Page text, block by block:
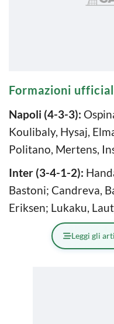
Formazioni
Napoli (4-3-3):
Koulibaly, Hysaj,
Politano, Mertens,
Inter (3-4-1-2):
Bastoni; Candreva,
Eriksen; Lukaku,
Leggi gli